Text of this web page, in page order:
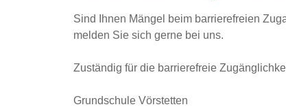
Sind Ihnen Mängel beim barrierefreien
melden Sie sich gerne bei uns.
Zuständig für die barrierefreie
Grundschule Vörstetten